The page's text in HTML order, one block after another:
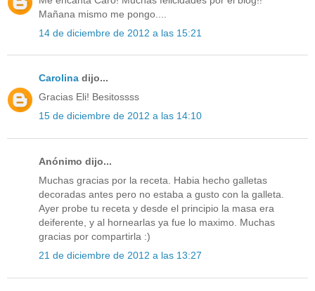
Mañana mismo me pongo....
14 de diciembre de 2012 a las 15:21
Carolina dijo...
Gracias Eli! Besitossss
15 de diciembre de 2012 a las 14:10
Anónimo dijo...
Muchas gracias por la receta. Habia hecho galletas
decoradas antes pero no estaba a gusto con la galleta.
Ayer probe tu receta y desde el principio la masa era
deiferente, y al hornearlas ya fue lo maximo. Muchas
gracias por compartirla :)
21 de diciembre de 2012 a las 13:27